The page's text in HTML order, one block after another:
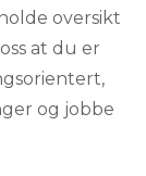
oversikt
at du er
og jobbe